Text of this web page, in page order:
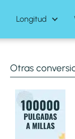
Longitud
Otras